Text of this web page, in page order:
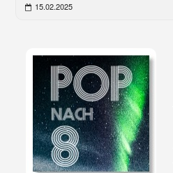
15.02.2025